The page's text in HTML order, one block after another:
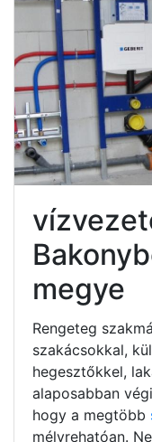
megye
Rengeteg
szakácsokkal,
hegesztőkkel,
alaposabban
hogy a megtöbb
mélyrehatóan.